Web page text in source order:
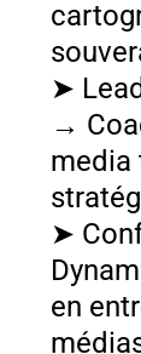
➤
→
media
➤
en